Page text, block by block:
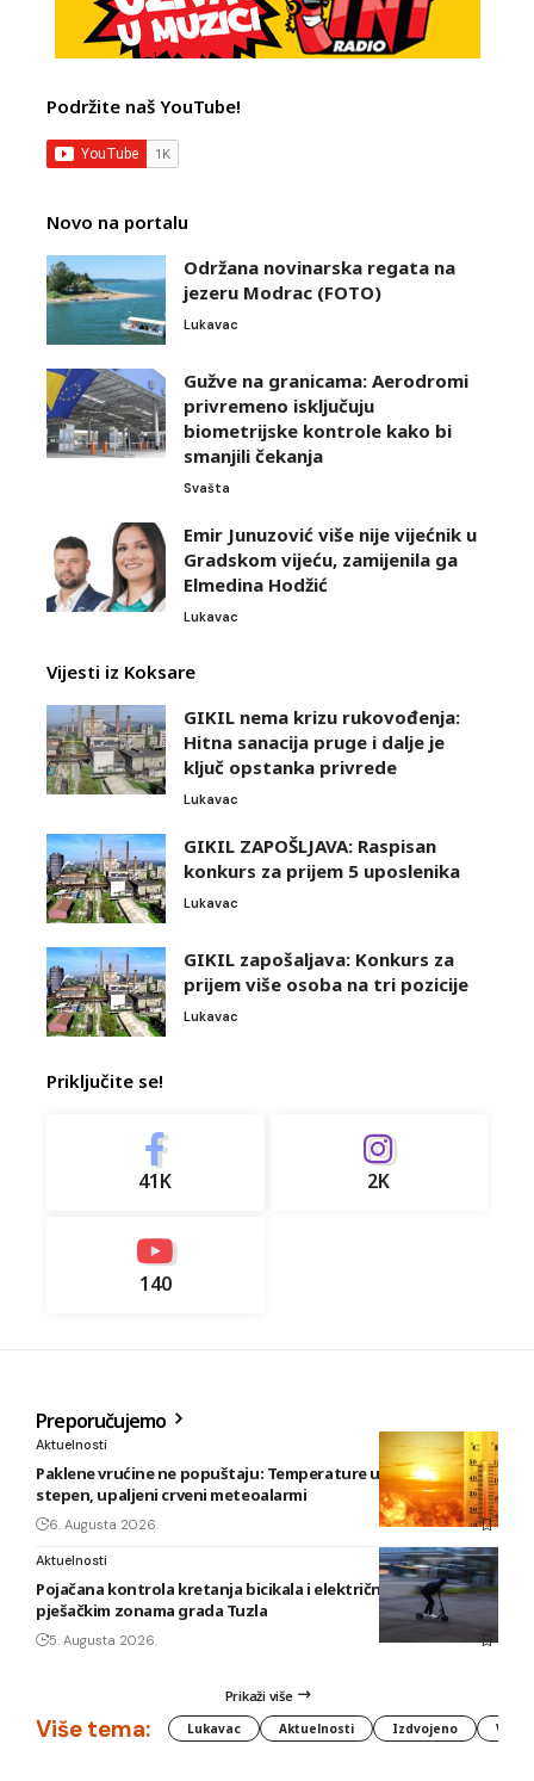
Podržite naš YouTube!
Novo na portalu
Održana novinarska regata na
jezeru Modrac (FOTO)
Lukavac
Gužve na granicama: Aerodromi
privremeno isključuju
biometrijske kontrole kako bi
smanjili čekanja
Svašta
Emir Junuzović više nije vijećnik u
Gradskom vijeću, zamijenila ga
Elmedina Hodžić
Lukavac
Vijesti iz Koksare
GIKIL nema krizu rukovođenja:
Hitna sanacija pruge i dalje je
ključ opstanka privrede
Lukavac
GIKIL ZAPOŠLJAVA: Raspisan
konkurs za prijem 5 uposlenika
Lukavac
GIKIL zapošaljava: Konkurs za
prijem više osoba na tri pozicije
Lukavac
Priključite se!
41K 2K
140
Preporučujemo
Aktuelnosti
Paklene vrućine ne popuštaju: Temperature u BiH i do 41
stepen, upaljeni crveni meteoalarmi
6. Augusta 2026.
Aktuelnosti
Pojačana kontrola kretanja bicikala i električnih romobila u
pješačkim zonama grada Tuzla
5. Augusta 2026.
Prikaži više
Više tema: Lukavac Aktuelnosti Izdvojeno